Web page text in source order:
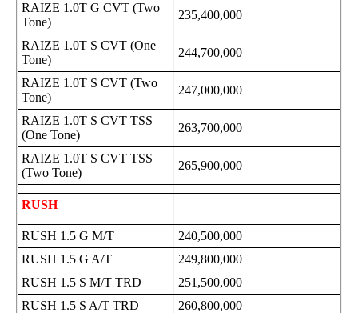
RAIZE 1.0T G CVT (Two
Tone)
235,400,000
RAIZE 1.0T S CVT (One
Tone)
244,700,000
RAIZE 1.0T S CVT (Two
Tone)
247,000,000
RAIZE 1.0T S CVT TSS
(One Tone)
263,700,000
RAIZE 1.0T S CVT TSS
(Two Tone)
265,900,000
RUSH
RUSH 1.5 G M/T
240,500,000
RUSH 1.5 G A/T
249,800,000
RUSH 1.5 S M/T TRD
251,500,000
RUSH 1.5 S A/T TRD
260,800,000